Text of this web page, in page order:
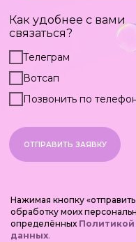
Нажимая кнопку
обработку моих
определённых
данных.
Как удобнее с вами
связаться?
Телеграм
Вотсап
Позвонить по
ОТПРАВИТЬ ЗАЯВКУ